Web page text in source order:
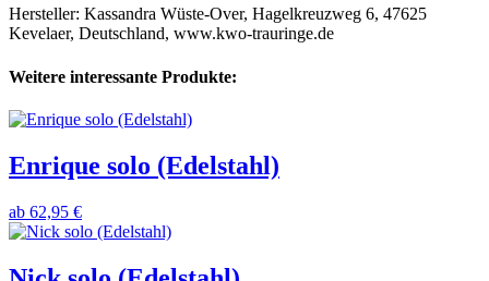
Hersteller: Kassandra Wüste-Over, Hagelkreuzweg 6, 47625
Kevelaer, Deutschland, www.kwo-trauringe.de
Weitere interessante Produkte:
Enrique solo (Edelstahl)
ab 62,95 €